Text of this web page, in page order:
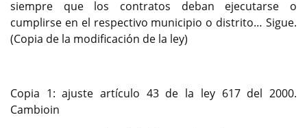
siempre que los contratos deban ejecutarse o
cumplirse en el respectivo municipio o distrito… Sigue.
(Copia de la modificación de la ley)
Copia 1: ajuste artículo 43 de la ley 617 del 2000.
Cambioin